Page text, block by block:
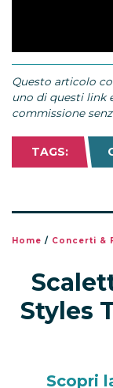
Questo articolo
uno di questi link
commissione
TAGS:
Home / Concerti &
Styles
Scopri